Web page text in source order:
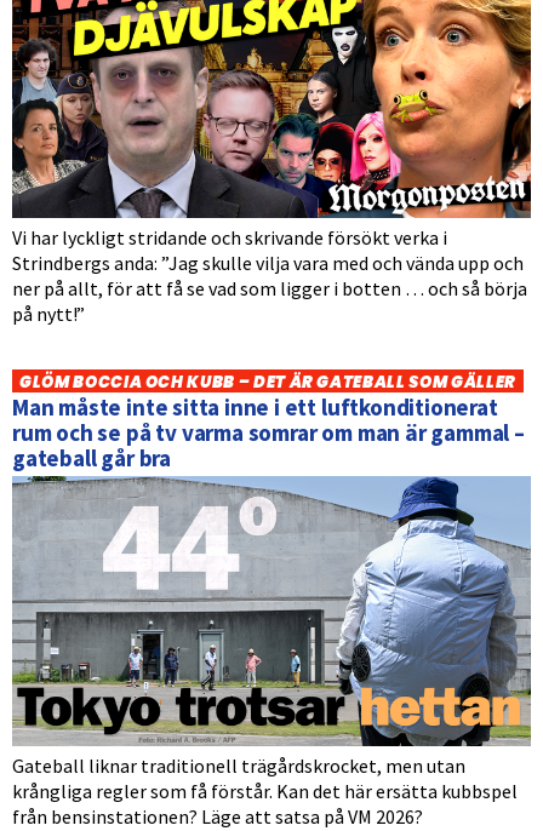
Vi har lyckligt stridande och skrivande försökt verka i
Strindbergs anda: ”Jag skulle vilja vara med och vända upp och
ner på allt, för att få se vad som ligger i botten … och så börja
på nytt!”
GLÖM BOCCIA OCH KUBB – DET ÄR GATEBALL SOM GÄLLER
Man måste inte sitta inne i ett luftkonditionerat
rum och se på tv varma somrar om man är gammal –
gateball går bra
Gateball liknar traditionell trägårdskrocket, men utan
krångliga regler som få förstår. Kan det här ersätta kubbspel
från bensinstationen? Läge att satsa på VM 2026?